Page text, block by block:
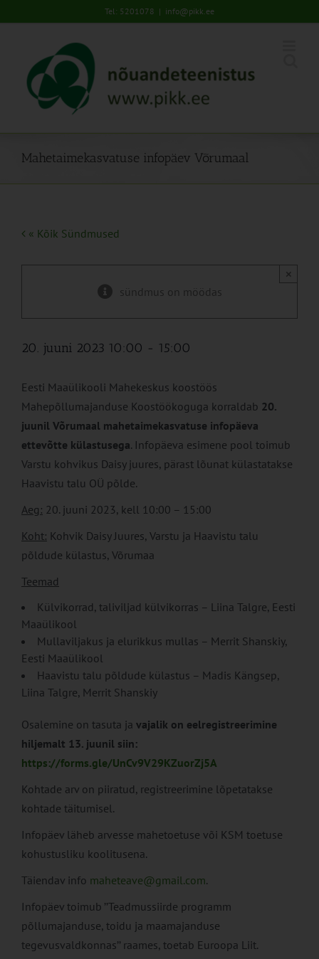
to
Tel: 5201078 | info@pikk.ee
Mahetaimekasvatuse infopäev Võrumaal
« Kõik Sündmused
sündmus on möödas
×
20. juuni 2023 10:00 - 15:00
Eesti Maaülikooli Mahekeskus koostöös
Mahepõllumajanduse Koostöökoguga korraldab 20.
juunil Võrumaal mahetaimekasvatuse infopäeva
ettevõtte külastusega. Infopäeva esimene pool toimub
Varstu kohvikus Daisy juures, pärast lõunat külastatakse
Haavistu talu OÜ põlde.
Aeg: 20. juuni 2023, kell 10:00 – 15:00
Koht: Kohvik Daisy Juures, Varstu ja Haavistu talu
põldude külastus, Võrumaa
Teemad
Külvikorrad, taliviljad külvikorras – Liina Talgre, Eesti
Maaülikool
Mullaviljakus ja elurikkus mullas – Merrit Shanskiy,
Eesti Maaülikool
Haavistu talu põldude külastus – Madis Kängsep,
Liina Talgre, Merrit Shanskiy
Osalemine on tasuta ja vajalik on eelregistreerimine
hiljemalt 13. juunil siin:
https://forms.gle/UnCv9V29KZuorZj5A
Kohtade arv on piiratud, registreerimine lõpetatakse
kohtade täitumisel.
Infopäev läheb arvesse mahetoetuse või KSM toetuse
kohustusliku koolitusena.
Täiendav info maheteave@gmail.com.
Infopäev toimub ’’Teadmussiirde programm
põllumajanduse, toidu ja maamajanduse
tegevusvaldkonnas’’ raames, toetab Euroopa Liit.